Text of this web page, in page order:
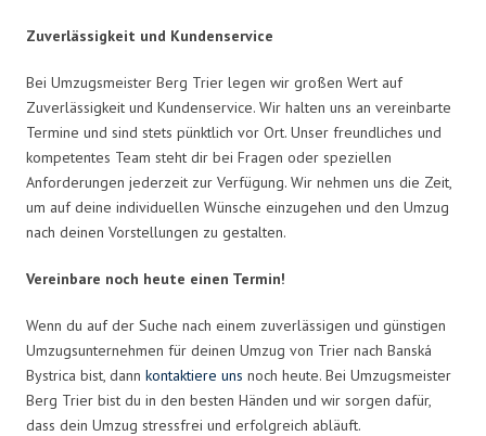
Zuverlässigkeit und Kundenservice
Bei Umzugsmeister Berg Trier legen wir großen Wert auf
Zuverlässigkeit und Kundenservice. Wir halten uns an vereinbarte
Termine und sind stets pünktlich vor Ort. Unser freundliches und
kompetentes Team steht dir bei Fragen oder speziellen
Anforderungen jederzeit zur Verfügung. Wir nehmen uns die Zeit,
um auf deine individuellen Wünsche einzugehen und den Umzug
nach deinen Vorstellungen zu gestalten.
Vereinbare noch heute einen Termin!
Wenn du auf der Suche nach einem zuverlässigen und günstigen
Umzugsunternehmen für deinen Umzug von Trier nach Banská
Bystrica bist, dann kontaktiere uns noch heute. Bei Umzugsmeister
Berg Trier bist du in den besten Händen und wir sorgen dafür,
dass dein Umzug stressfrei und erfolgreich abläuft.